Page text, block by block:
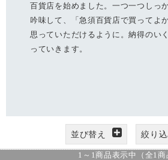
百貨店を始めました。一つ一つしっ
吟味して、「急須百貨店で買ってよ
思っていただけるように。納得のい
っていきます。
並び替え 絞り
1 ～ 1商品表示中（全1 商